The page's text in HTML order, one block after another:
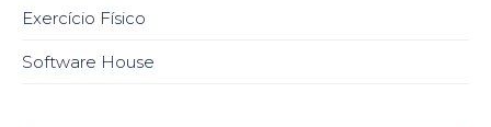
Exercício Físico
Software House